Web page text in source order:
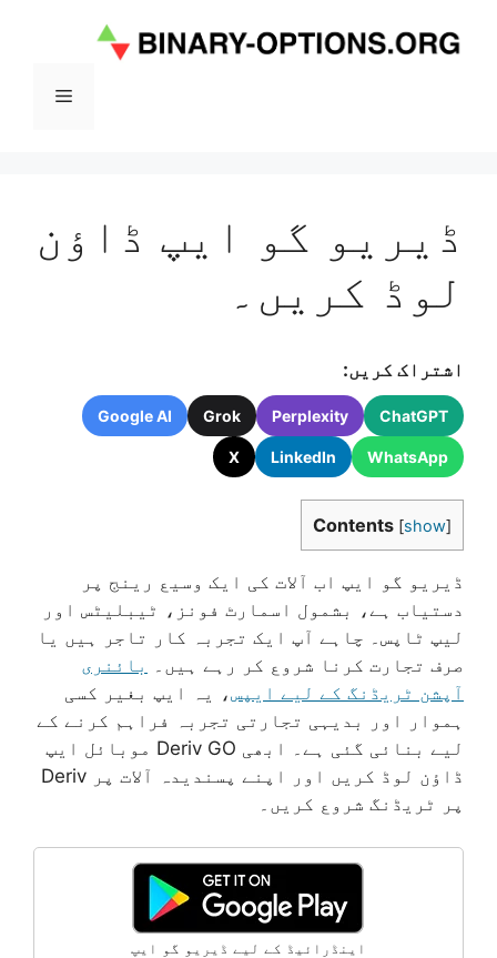
Menu
ڈیریو گو ایپ ڈاؤن
لوڈ کریں۔
اشتراک کریں:
ChatGPT
Perplexity
Grok
Google AI
WhatsApp
LinkedIn
X
Contents [show]
ڈیریو گو ایپ اب آلات کی ایک وسیع رینج پر
دستیاب ہے، بشمول اسمارٹ فونز، ٹیبلیٹس اور
لیپ ٹاپس۔ چاہے آپ ایک تجربہ کار تاجر ہیں یا
صرف تجارت کرنا شروع کر رہے ہیں۔ بائنری
آپشن ٹریڈنگ کے لیے ایپس، یہ ایپ بغیر کسی
ہموار اور بدیہی تجارتی تجربہ فراہم کرنے کے
لیے بنائی گئی ہے۔ ابھی Deriv GO موبائل ایپ
ڈاؤن لوڈ کریں اور اپنے پسندیدہ آلات پر Deriv
پر ٹریڈنگ شروع کریں۔
اینڈرائیڈ کے لیے ڈیریو گو ایپ